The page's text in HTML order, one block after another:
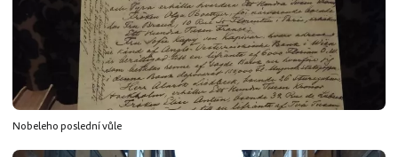
Nobeleho poslední vůle